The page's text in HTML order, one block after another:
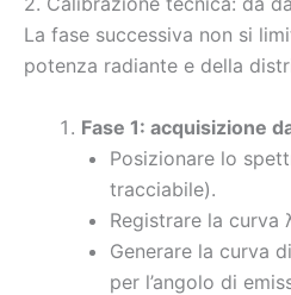
La fase successiva non si
potenza radiante e della
Fase 1: acquisizione
Posizionare lo
tracciabile).
Registrare la
Generare la curva
per l’angolo di